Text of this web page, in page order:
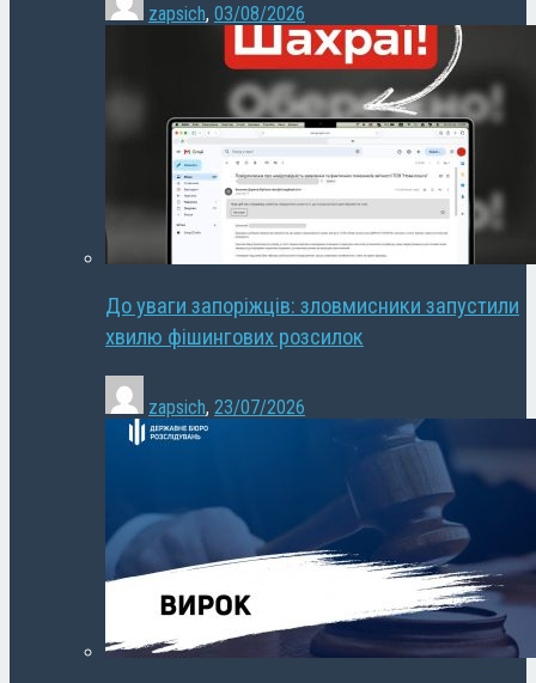
zapsich, 03/08/2026
До уваги запоріжців: зловмисники запустили
хвилю фішингових розсилок
zapsich, 23/07/2026